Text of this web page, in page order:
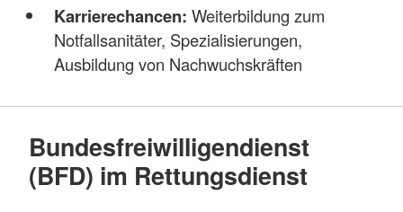
Karrierechancen: Weiterbildung zum
Notfallsanitäter, Spezialisierungen,
Ausbildung von Nachwuchskräften
Bundesfreiwilligendienst
(BFD) im Rettungsdienst